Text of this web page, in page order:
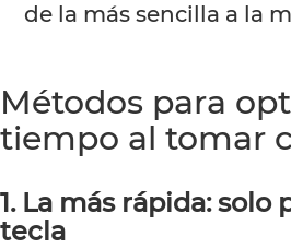
de la más sencilla a la
Métodos para
tiempo al tomar
1. La más rápida: solo
tecla